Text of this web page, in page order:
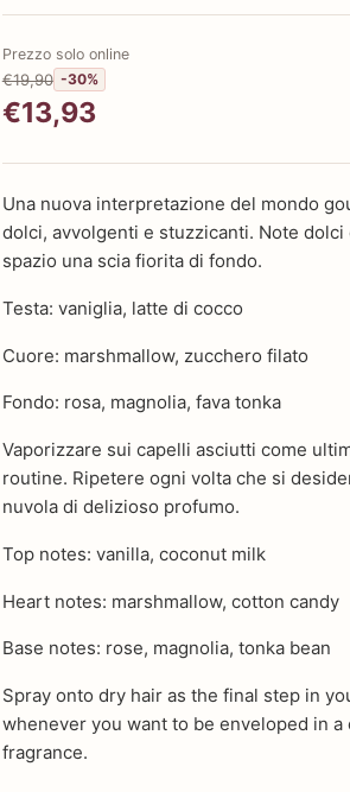
Prezzo solo online
€19,90 -30%
€13,93
Una nuova interpretazione del mondo
dolci, avvolgenti e stuzzicanti. Note
spazio una scia fiorita di fondo.
Testa: vaniglia, latte di cocco
Cuore: marshmallow, zucchero filato
Fondo: rosa, magnolia, fava tonka
Vaporizzare sui capelli asciutti come
routine. Ripetere ogni volta che si
nuvola di delizioso profumo.
Top notes: vanilla, coconut milk
Heart notes: marshmallow, cotton candy
Base notes: rose, magnolia, tonka bean
Spray onto dry hair as the final step in
whenever you want to be enveloped in
fragrance.